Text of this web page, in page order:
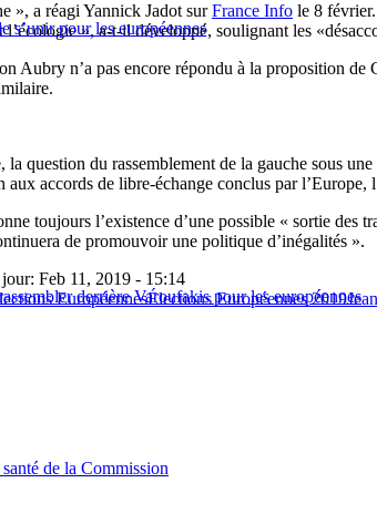
s’unir pour les européennes
», a réagi Yannick Jadot surFrance Info le 8
», a-t-il développé, soulignant les
Aubry n’a pas encore répondu à la proposition
question du rassemblement de la gauche sous
aux accords de libre-échange conclus par
toujours l’existence d’une possible « sortie
de promouvoir une politique d’inégalités ».
derrière Varoufakis pour les européennes
Feb 11, 2019 - 15:14
EuropéennesÉlections Européennes 2019
de la Commission